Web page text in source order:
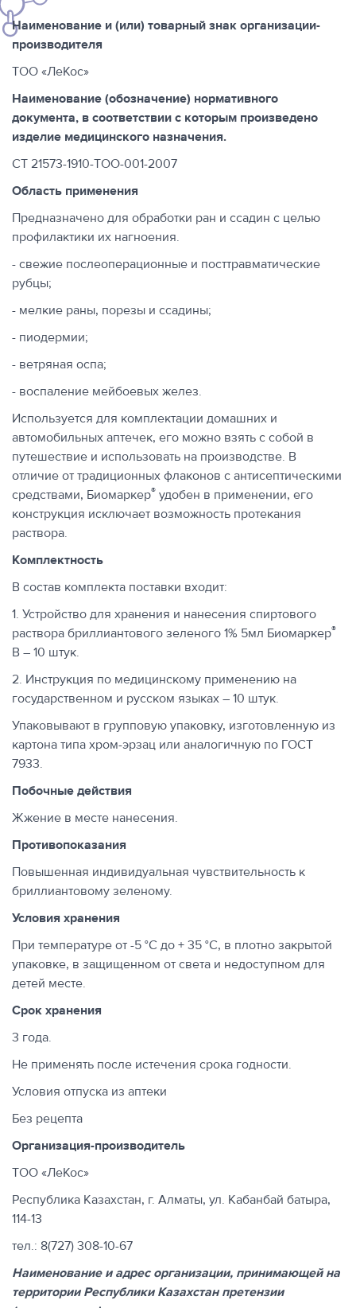
Наименование и (или) товарный знак организации-
производителя
ТОО «ЛеКос»
Наименование (обозначение) нормативного
документа, в соответствии с которым произведено
изделие медицинского назначения.
СТ 21573-1910-ТОО-001-2007
Область применения
Предназначено для обработки ран и ссадин с целью
профилактики их нагноения.
- свежие послеоперационные и посттравматические
рубцы;
- мелкие раны, порезы и ссадины;
- пиодермии;
- ветряная оспа;
- воспаление мейбоевых желез.
Используется для комплектации домашних и
автомобильных аптечек, его можно взять с собой в
путешествие и использовать на производстве. В
отличие от традиционных флаконов с антисептическими
средствами, Биомаркер® удобен в применении, его
конструкция исключает возможность протекания
раствора.
Комплектность
В состав комплекта поставки входит:
1. Устройство для хранения и нанесения спиртового
раствора бриллиантового зеленого 1% 5мл Биомаркер®
B – 10 штук.
2. Инструкция по медицинскому применению на
государственном и русском языках – 10 штук.
Упаковывают в групповую упаковку, изготовленную из
картона типа хром-эрзац или аналогичную по ГОСТ
7933.
Побочные действия
Жжение в месте нанесения.
Противопоказания
Повышенная индивидуальная чувствительность к
бриллиантовому зеленому.
Условия хранения
При температуре от -5 °С до + 35 °С, в плотно закрытой
упаковке, в защищенном от света и недоступном для
детей месте.
Срок хранения
3 года.
Не применять после истечения срока годности.
Условия отпуска из аптеки
Без рецепта
Организация-производитель
ТОО «ЛеКос»
Республика Казахстан, г. Алматы, ул. Кабанбай батыра,
114-13
тел.: 8(727) 308-10-67
Наименование и адрес организации, принимающей на
территории Республики Казахстан претензии